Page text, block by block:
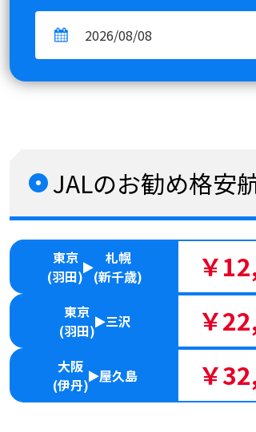
JALのお勧め格安
東京
(羽田)
札幌
(新千歳)
￥
東京
(羽田) 三沢 ￥
大阪
(伊丹) 屋久島 ￥